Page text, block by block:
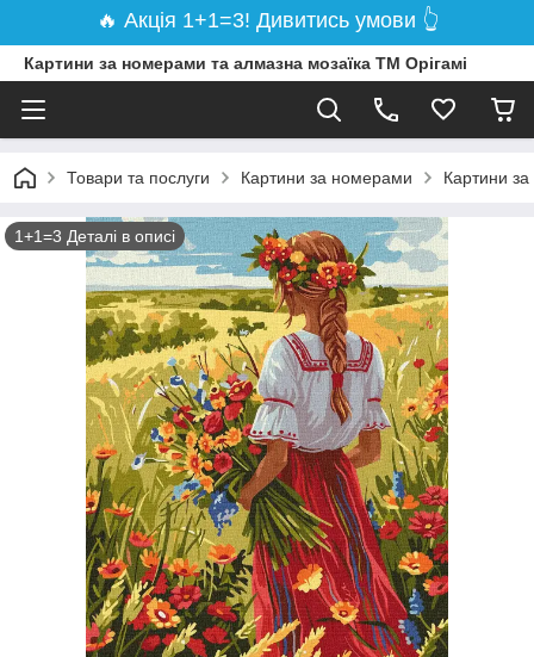
🔥 Акція 1+1=3! Дивитись умови 👆
Картини за номерами та алмазна мозаїка ТМ Орігамі
Товари та послуги Картини за номерами Картини
1+1=3 Деталі в описі